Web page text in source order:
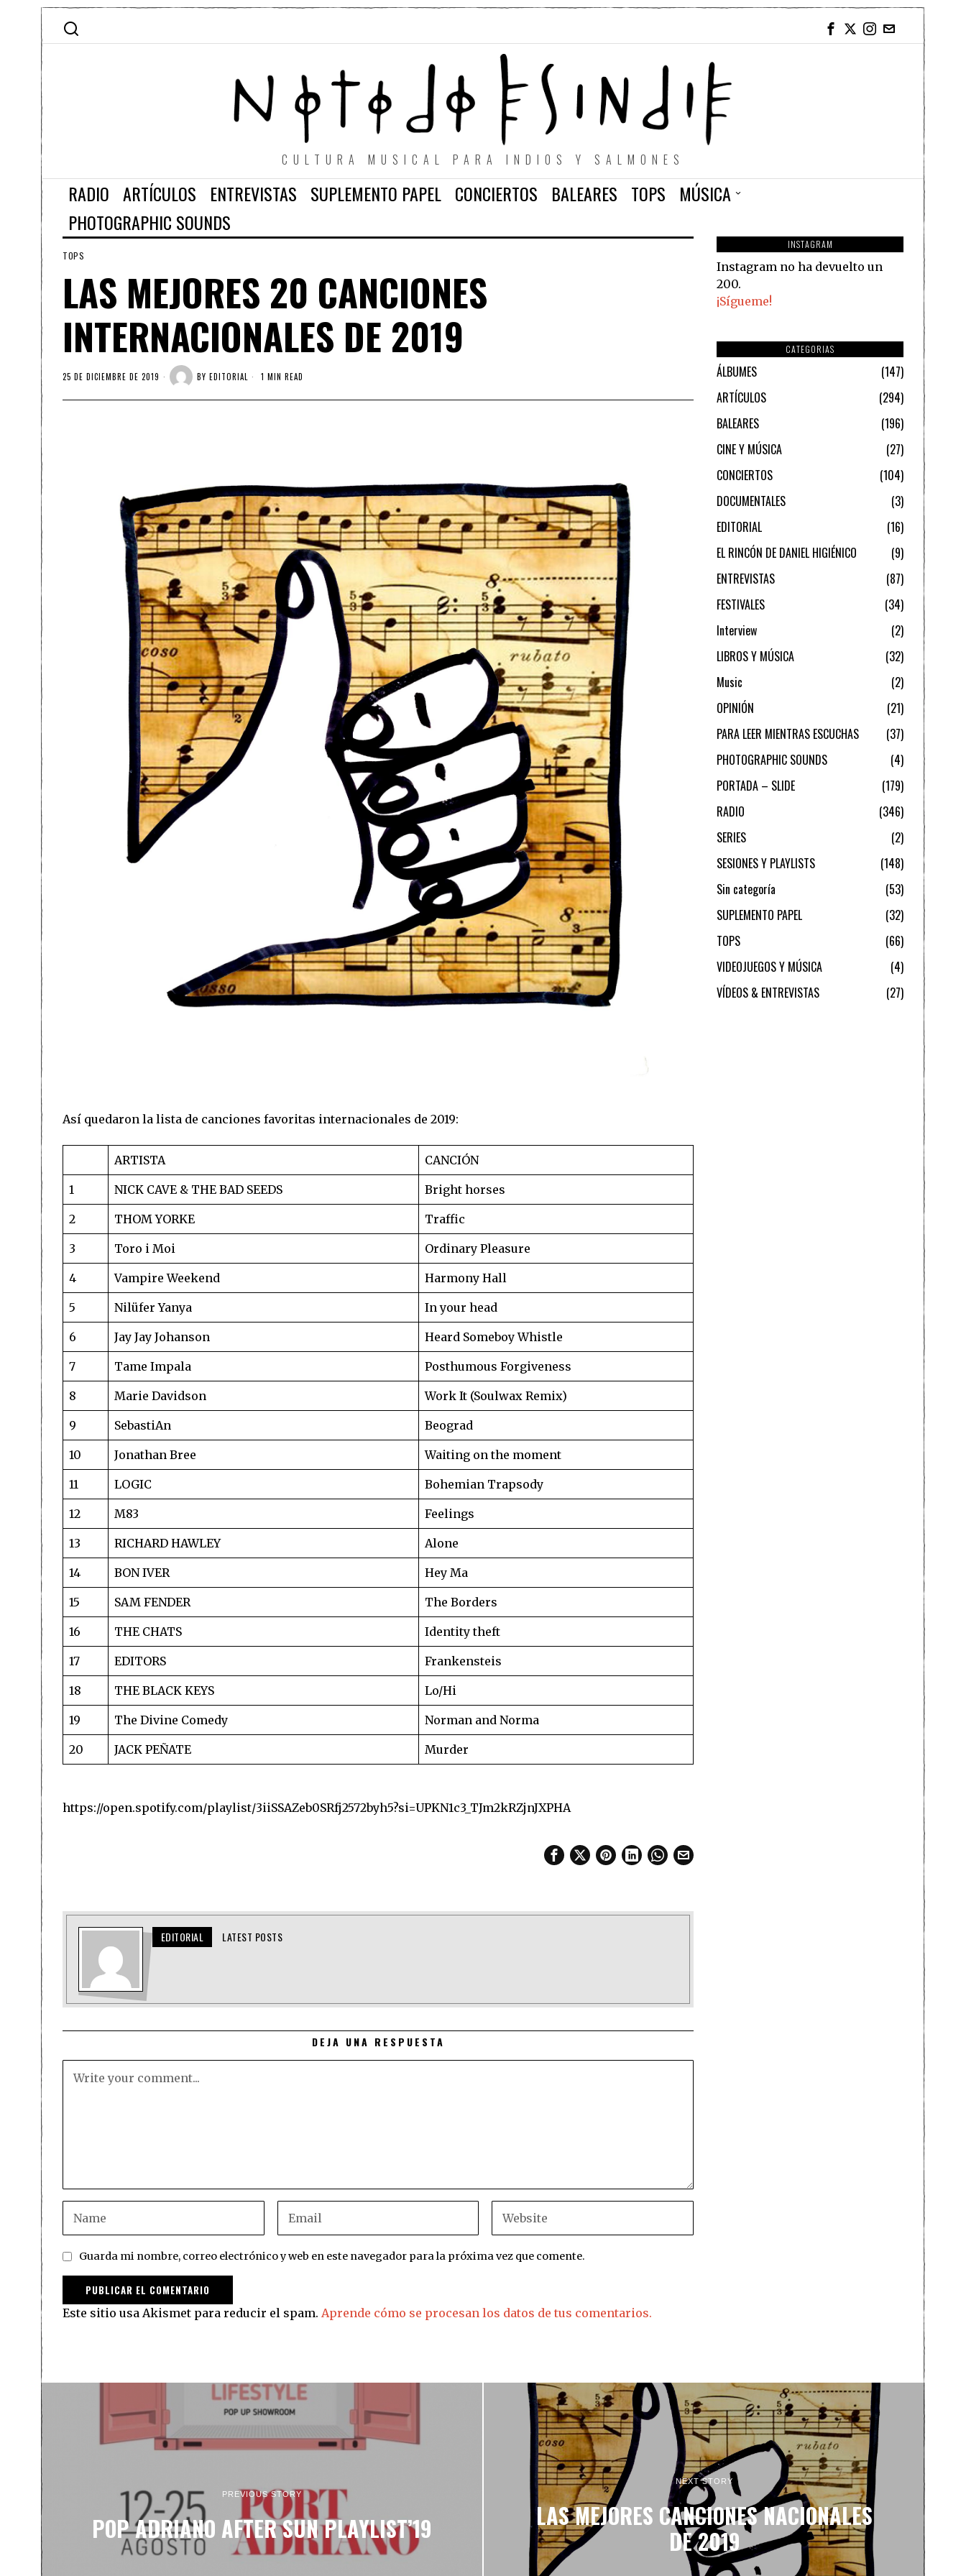
CULTURA MUSICAL PARA INDIOS Y SALMONES
RADIO ARTÍCULOS ENTREVISTAS SUPLEMENTO PAPEL CONCIERTOS BALEARES TOPS
MÚSICA
PHOTOGRAPHIC SOUNDS
TOPS
LAS MEJORES 20 CANCIONES
INTERNACIONALES DE 2019
25 DE DICIEMBRE DE 2019 BY EDITORIAL 1 MIN READ
Así quedaron la lista de canciones favoritas internacionales de 2019:
ARTISTA CANCIÓN
1 NICK CAVE & THE BAD SEEDS Bright horses
2 THOM YORKE Traffic
3 Toro i Moi Ordinary Pleasure
4 Vampire Weekend Harmony Hall
5 Nilüfer Yanya In your head
6 Jay Jay Johanson Heard Someboy Whistle
7 Tame Impala Posthumous Forgiveness
8 Marie Davidson Work It (Soulwax Remix)
9 SebastiAn Beograd
10 Jonathan Bree Waiting on the moment
11 LOGIC Bohemian Trapsody
12 M83 Feelings
13 RICHARD HAWLEY Alone
14 BON IVER Hey Ma
15 SAM FENDER The Borders
16 THE CHATS Identity theft
17 EDITORS Frankensteis
18 THE BLACK KEYS Lo/Hi
19 The Divine Comedy Norman and Norma
20 JACK PEÑATE Murder
https://open.spotify.com/playlist/3iiSSAZeb0SRfj2572byh5?si=UPKN1c3_TJm2kRZjnJXPHA
EDITORIAL LATEST POSTS
DEJA UNA RESPUESTA
Guarda mi nombre, correo electrónico y web en este navegador para la próxima vez que comente.
Este sitio usa Akismet para reducir el spam. Aprende cómo se procesan los datos de tus comentarios.
INSTAGRAM
Instagram no ha devuelto un
200.
¡Sígueme!
CATEGORIAS
ÁLBUMES
147
ARTÍCULOS
294
BALEARES
196
CINE Y MÚSICA
27
CONCIERTOS
104
DOCUMENTALES
3
EDITORIAL
16
EL RINCÓN DE DANIEL HIGIÉNICO
9
ENTREVISTAS
87
FESTIVALES
34
Interview
2
LIBROS Y MÚSICA
32
Music
2
OPINIÓN
21
PARA LEER MIENTRAS ESCUCHAS
37
PHOTOGRAPHIC SOUNDS
4
PORTADA – SLIDE
179
RADIO
346
SERIES
2
SESIONES Y PLAYLISTS
148
Sin categoría
53
SUPLEMENTO PAPEL
32
TOPS
66
VIDEOJUEGOS Y MÚSICA
4
VÍDEOS & ENTREVISTAS
27
PREVIOUS STORY
POP ADRIANO AFTER SUN PLAYLIST’19
NEXT STORY
LAS MEJORES CANCIONES NACIONALES
DE 2019